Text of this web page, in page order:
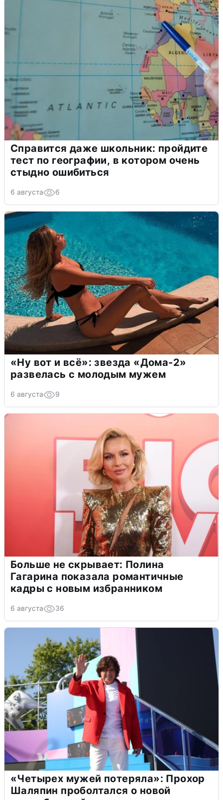
Справится даже школьник: пройдите
тест по географии, в котором очень
стыдно ошибиться
6 августа 6
«Ну вот и всё»: звезда «Дома-2»
развелась с молодым мужем
6 августа 9
Больше не скрывает: Полина
Гагарина показала романтичные
кадры с новым избранником
6 августа 36
«Четырех мужей потеряла»: Прохор
Шаляпин проболтался о новой